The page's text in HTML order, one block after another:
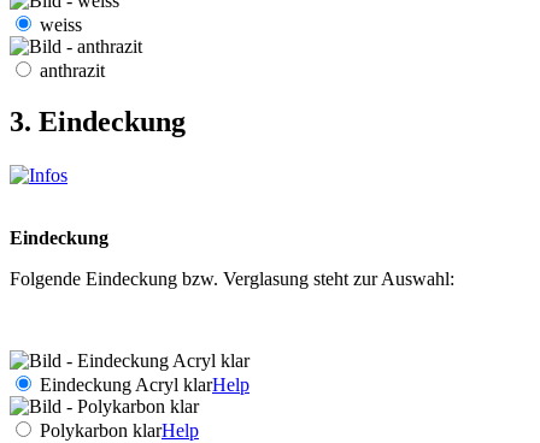
weiss
anthrazit
3. Eindeckung
Eindeckung
Folgende Eindeckung bzw. Verglasung steht zur Auswahl:
Eindeckung Acryl klarHelp
Polykarbon klarHelp